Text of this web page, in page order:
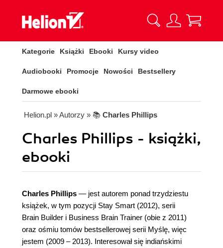
Kategorie Książki Ebooki Kursy video
Audiobooki Promocje Nowości Bestsellery
Darmowe ebooki
Helion.pl » Autorzy » 📚 Charles Phillips
Charles Phillips - książki,
ebooki
Charles Phillips — jest autorem ponad trzydziestu
książek, w tym pozycji Stay Smart (2012), serii
Brain Builder i Business Brain Trainer (obie z 2011)
oraz ośmiu tomów bestsellerowej serii Myślę, więc
jestem (2009 – 2013). Interesował się indiańskimi